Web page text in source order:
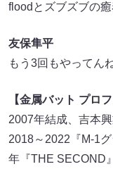
floodとズブズブの
友保隼平
もう3回もやってん
【金属バット プロフ
2007年結成、吉本
2018～2022『M-1
年『THE SECOND